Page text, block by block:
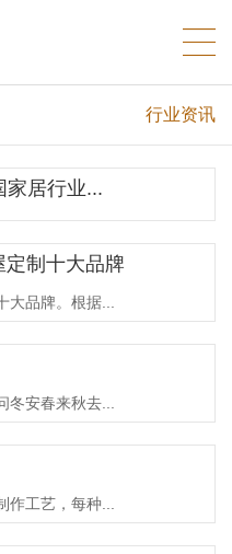
行业资讯
居行业...
制十大品牌
品牌。根据...
安春来秋去...
工艺，每种...